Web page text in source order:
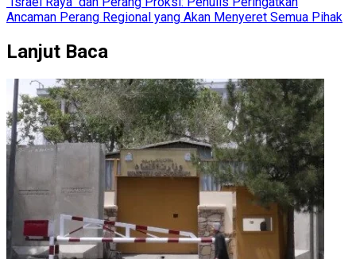
Ancaman Perang Regional yang Akan Menyeret Semua Pihak
Lanjut Baca